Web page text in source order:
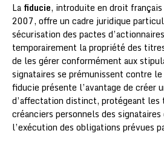
La fiducie, introduite en droit
2007, offre un cadre juridique
sécurisation des pactes
temporairement la propriété des
de les gérer conformément aux
signataires se prémunissent contre
fiducie présente l’avantage de créer
d’affectation distinct, protégeant
créanciers personnels des
l’exécution des obligations prévues